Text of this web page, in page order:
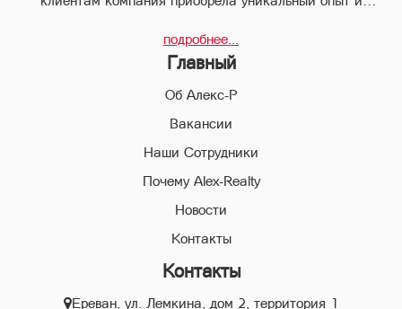
В компании “Алекс-Р” предоставляется целый пакет
услуг, что позволяет клиенту с наименьшими потерями во
времени совершить любые виды сделок в сфере
Благодаря соответствующей высокой квалификации и
всестороннему многолетнему опыту, профессиональный
персонал компании “Алекс-Р” поможет Вам совершить
избегая высоких рисков в ходе совершения сделок и
сведения их к минимуму.
подробнее...
Главный
Об Алекс-Р
Вакансии
Наши Сотрудники
Почему Alex-Realty
Новости
Контакты
Контакты
Ереван, ул. Лемкина, дом 2, территория 1